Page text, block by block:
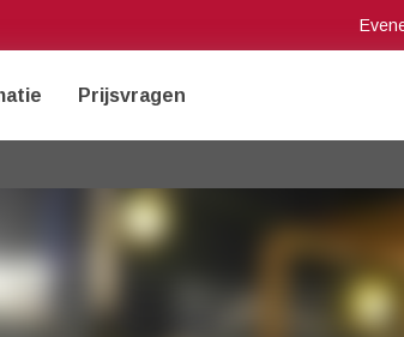
Prijsvragen